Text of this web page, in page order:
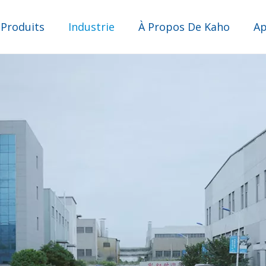
Produits Industrie À Propos De Kaho